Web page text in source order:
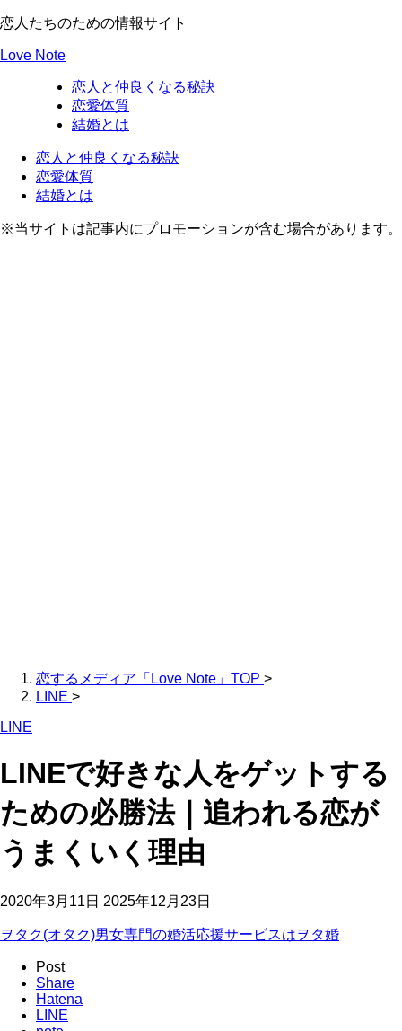
恋人たちのための情報サイト
Love Note
恋人と仲良くなる秘訣
恋愛体質
結婚とは
恋人と仲良くなる秘訣
恋愛体質
結婚とは
※当サイトは記事内にプロモーションが含む場合があります。
恋するメディア「Love Note」TOP >
LINE >
LINE
LINEで好きな人をゲットする
ための必勝法｜追われる恋が
うまくいく理由
2020年3月11日 2025年12月23日
ヲタク(オタク)男女専門の婚活応援サービスはヲタ婚
Post
Share
Hatena
LINE